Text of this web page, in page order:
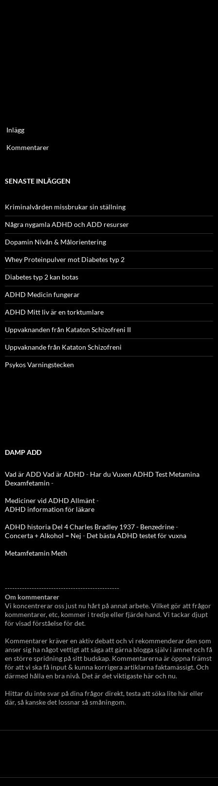
Inlägg
Kommentarer
SENASTE INLÄGGEN
Kriminalvården missbrukar sin ställning
Några nygamla ADHD och ADD resurser
Dopamin Nivån & Målorientering
Whey Proteinpulver mot Diabetes typ 2
Diabetes typ 2 kan botas
ADHD Medicin fungerar
ADHD Mitt liv är en torktumlare
Uppvaknanden från Kataton Schizofreni II
Uppvaknande från Kataton Schizofreni
Psykos Varningstecken
DAMP ADD
Vad är ADD Vad är ADHD - Har du Vuxen ADHD Test Metamina
Dexamfetamin -
Mediciner vid ADHD Allmänt-
ADHD information för läkare
ADHD historia Del 4 Charles Bradley 1937 - Benzedrine-
Concerta + Alkohol = Nej - Det bästa ADHD testet för vuxna
Metamfetamin Meth
-----------------------------------------------
Om kommentarer
Vi koncentrerar oss just nu hårt på annat arbete. Vilket gör att frågor
kommentarer, etc, kommer i tredje eller fjärde hand. Vi tackar djupt
för visad förståelse för det.
Kommentarer kräver en aktiv debatt och vi rekommenderar den som
anser sig ha något vettigt att säga att gärna blogga själv i ämnet och få
en större spridning på sitt budskap. Kommentarerna är öppna främst
för att vi ska få input & kunna korrigera artiklarna faktamässigt. Och
därmed hålla en bra nivå. Det är det viktigaste här och nu.
Hittar du inte svar på dina frågor direkt, testa att söka lite här eller
där, så kanske det lossnar så småningom.